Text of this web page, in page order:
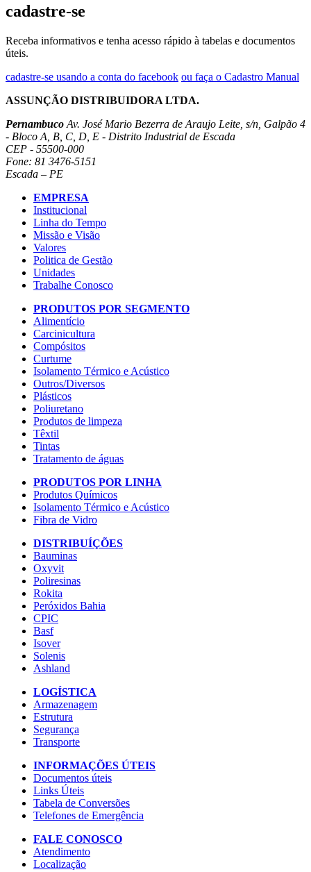
cadastre-se
Receba informativos e tenha acesso rápido à tabelas e documentos
úteis.
cadastre-se usando a conta do facebook ou faça o Cadastro Manual
ASSUNÇÃO DISTRIBUIDORA LTDA.
Pernambuco Av. José Mario Bezerra de Araujo Leite, s/n, Galpão 4
- Bloco A, B, C, D, E - Distrito Industrial de Escada
CEP - 55500-000
Fone: 81 3476-5151
Escada – PE
EMPRESA
Institucional
Linha do Tempo
Missão e Visão
Valores
Politica de Gestão
Unidades
Trabalhe Conosco
PRODUTOS POR SEGMENTO
Alimentício
Carcinicultura
Compósitos
Curtume
Isolamento Térmico e Acústico
Outros/Diversos
Plásticos
Poliuretano
Produtos de limpeza
Têxtil
Tintas
Tratamento de águas
PRODUTOS POR LINHA
Produtos Químicos
Isolamento Térmico e Acústico
Fibra de Vidro
DISTRIBUÍÇÕES
Bauminas
Oxyvit
Poliresinas
Rokita
Peróxidos Bahia
CPIC
Basf
Isover
Solenis
Ashland
LOGÍSTICA
Armazenagem
Estrutura
Segurança
Transporte
INFORMAÇÕES ÚTEIS
Documentos úteis
Links Úteis
Tabela de Conversões
Telefones de Emergência
FALE CONOSCO
Atendimento
Localização